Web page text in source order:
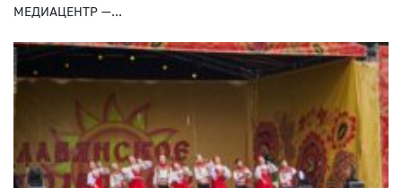
МЕДИАЦЕНТР —...